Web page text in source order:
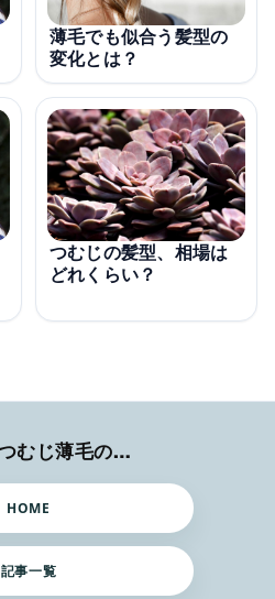
薄毛でも似合う髪型の
変化とは？
つむじの髪型、相場は
どれくらい？
モテる髪型術！つむじ薄毛の隠し方
HOME
記事一覧